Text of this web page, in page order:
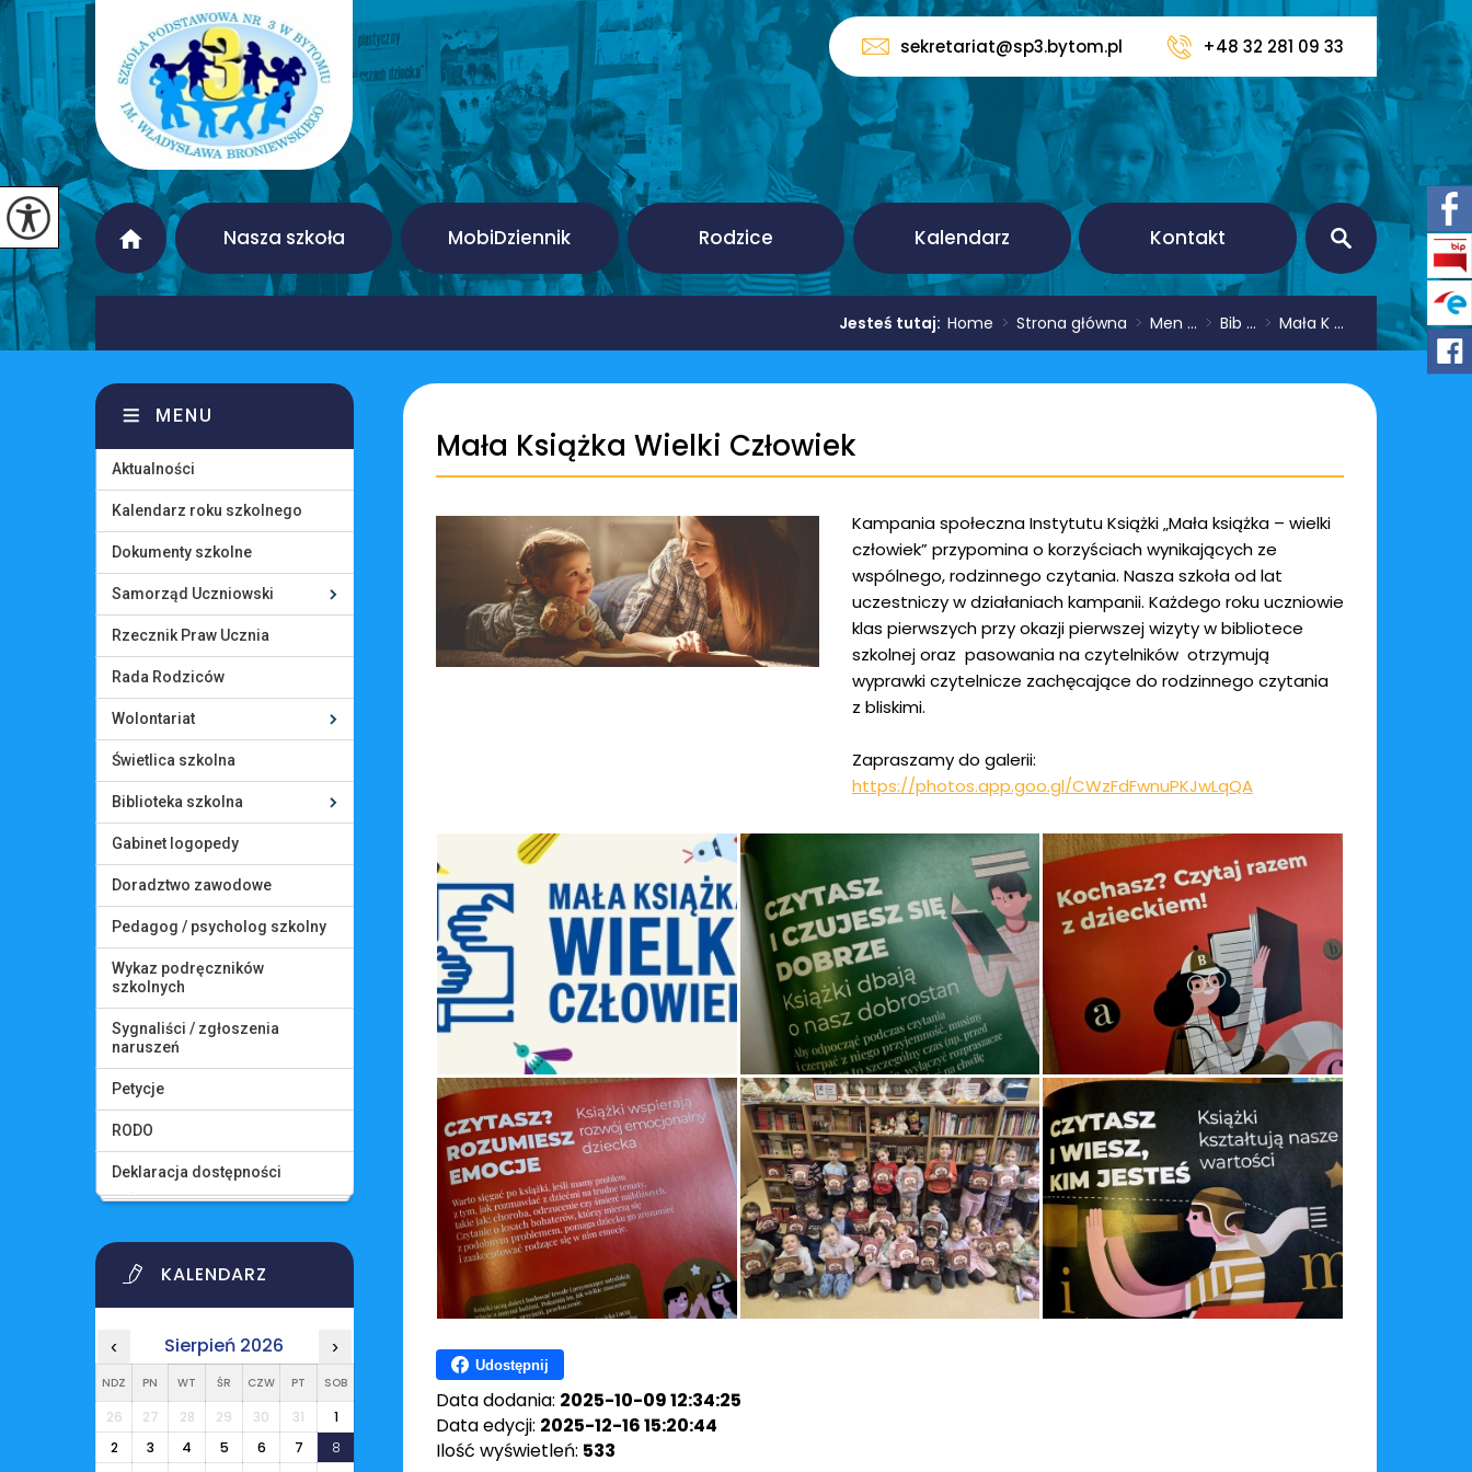
sekretariat@sp3.bytom.pl +48 32 281 09 33
Nasza szkoła MobiDziennik Rodzice Kalendarz Kontakt
Jesteś tutaj: Home > Strona główna > Men ... > Bib ... > Mała K ...
Mała Książka Wielki Człowiek
Kampania społeczna Instytutu Książki „Mała książka – wielki
człowiek” przypomina o korzyściach wynikających ze
wspólnego, rodzinnego czytania. Nasza szkoła od lat
uczestniczy w działaniach kampanii. Każdego roku uczniowie
klas pierwszych przy okazji pierwszej wizyty w bibliotece
szkolnej oraz pasowania na czytelników otrzymują
wyprawki czytelnicze zachęcające do rodzinnego czytania
z bliskimi.
Zapraszamy do galerii:
https://photos.app.goo.gl/CWzFdFwnuPKJwLqQA
Udostępnij
Data dodania: 2025-10-09 12:34:25
Data edycji: 2025-12-16 15:20:44
Ilość wyświetleń: 533
MENU
Aktualności
Kalendarz roku szkolnego
Dokumenty szkolne
Samorząd Uczniowski
Rzecznik Praw Ucznia
Rada Rodziców
Wolontariat
Świetlica szkolna
Biblioteka szkolna
Gabinet logopedy
Doradztwo zawodowe
Pedagog / psycholog szkolny
Wykaz podręczników
szkolnych
Sygnaliści / zgłoszenia
naruszeń
Petycje
RODO
Deklaracja dostępności
KALENDARZ
‹ Sierpień 2026 ›
NDZ PN WT ŚR CZW PT SOB
26 27 28 29 30 31
1
2
3 4 5 6 7
8